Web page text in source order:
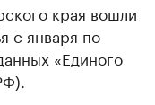
края вошли
с января по
«Единого